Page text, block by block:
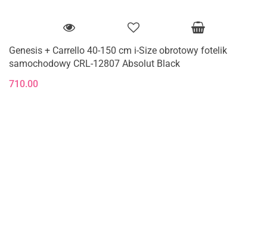
Genesis + Carrello 40-150 cm i-Size obrotowy fotelik
samochodowy CRL-12807 Absolut Black
710.00